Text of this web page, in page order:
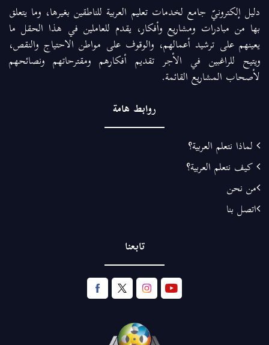
دليل إلكترونيّ جامع لخدمات تعليم العربية للناطقين بغيرها، وما يتعلق
بها من مبادرات ومشاريع وأفكار، يقدم للعاملين في هذا الحقل ما
يعينهم على ترشيد أعمالهم، والوقوف على مواطن الاحتياج والنقص،
ويتيح للراغبين في الأجر تقديم أفكارهم ومقترحاتهم ونصائحهم
لأصحاب المشاريع القائمة.
روابط هامة
لماذا نتعلم العربية؟
كيف نتعلم العربية؟
من نحن
اتصل بنا
تابعنا